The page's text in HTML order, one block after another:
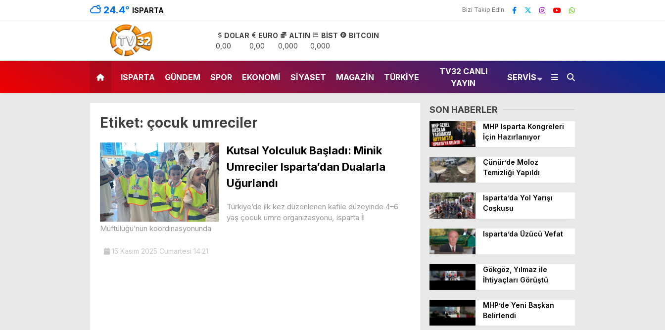
24.4° ISPARTA Bizi Takip Edin
DOLAR
0,00
EURO
0,00
ALTIN
0,000
BİST
0,000
BITCOIN
ISPARTA GÜNDEM SPOR EKONOMI SIYASET MAGAZIN TÜRKIYE
TV32 CANLI
YAYIN
SERVIS
Etiket: çocuk umreciler
Kutsal Yolculuk Başladı: Minik
Umreciler Isparta’dan Dualarla
Uğurlandı
Türkiye’de ilk kez düzenlenen kafile düzeyinde 4–6
yaş çocuk umre organizasyonu, Isparta İl
Müftülüğü’nün koordinasyonunda
15 Kasım 2025 Cumartesi 14:21
SON HABERLER
MHP Isparta Kongreleri
İçin Hazırlanıyor
Çünür’de Moloz
Temizliği Yapıldı
Isparta’da Yol Yarışı
Coşkusu
Isparta’da Üzücü Vefat
Gökgöz, Yılmaz ile
İhtiyaçları Görüştü
MHP’de Yeni Başkan
Belirlendi